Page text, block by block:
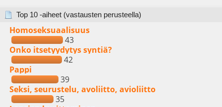
Top 10 -aiheet (vastausten perusteella)
Homoseksuaalisuus
43
Onko itsetyydytys syntiä?
42
Pappi
39
Seksi, seurustelu, avoliitto, avioliitto
35